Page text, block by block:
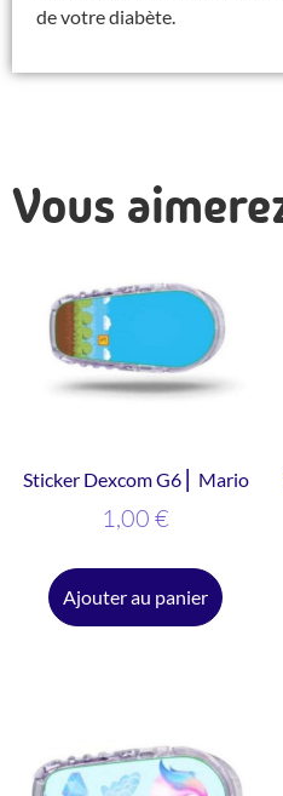
de votre diabète.
Vous
Sticker Dexcom G6 ⎜ Mario
1,00 €
Ajouter au panier